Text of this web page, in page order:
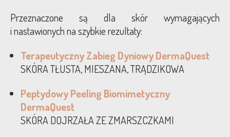
Przeznaczone są dla skór wymagających
i nastawionych na szybkie rezultaty:
Terapeutyczny Zabieg Dyniowy DermaQuest
SKÓRA TŁUSTA, MIESZANA, TRĄDZIKOWA
Peptydowy Peeling Biomimetyczny
DermaQuest
SKÓRA DOJRZAŁA ZE ZMARSZCZKAMI